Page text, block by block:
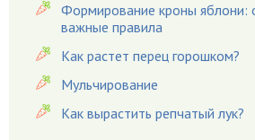
Гардения
Гацания
Гвоздики
Георгины
Герань
Формирование кроны яблони:
важные правила
Как растет перец горошком?
Мульчирование
Как вырастить репчатый лук?